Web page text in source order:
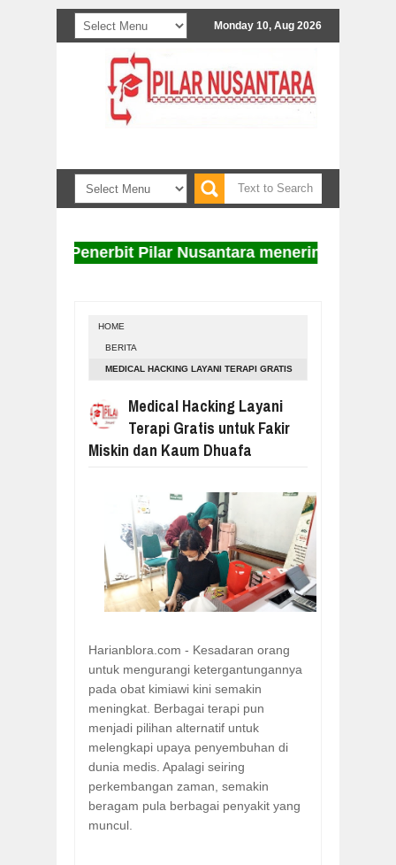
Monday 10, Aug 2026
Penerbit Pilar Nusantara menerima naskah
HOME
BERITA
MEDICAL HACKING LAYANI TERAPI GRATIS
Medical Hacking Layani
Terapi Gratis untuk Fakir
Miskin dan Kaum Dhuafa
Harianblora.com - Kesadaran orang
untuk mengurangi ketergantungannya
pada obat kimiawi kini semakin
meningkat. Berbagai terapi pun
menjadi pilihan alternatif untuk
melengkapi upaya penyembuhan di
dunia medis. Apalagi seiring
perkembangan zaman, semakin
beragam pula berbagai penyakit yang
muncul.